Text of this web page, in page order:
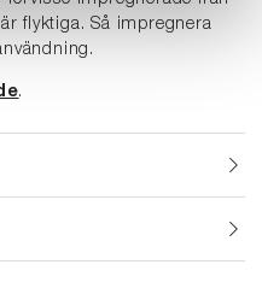
flyktiga. Så impregnera
.